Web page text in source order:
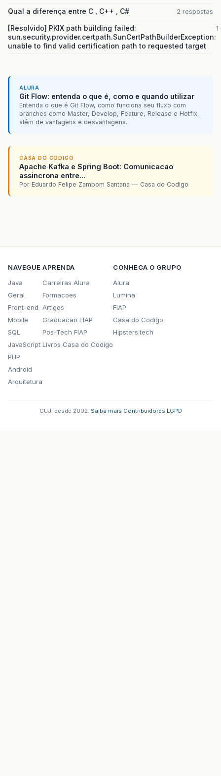
Qual a diferença entre C , C++ , C# 2 respostas
[Resolvido] PKIX path building failed:
sun.security.provider.certpath.SunCertPathBuilderException:
unable to find valid certification path to requested target
ALURA
Git Flow: entenda o que é, como e quando utilizar
Entenda o que é Git Flow, como funciona seu fluxo com
branches como Master, Develop, Feature, Release e Hotfix,
além de vantagens e desvantagens.
CASA DO CODIGO
Apache Kafka e Spring Boot: Comunicacao
assincrona entre...
Por Eduardo Felipe Zambom Santana — Casa do Codigo
NAVEGUE
Java
Geral
Front-end
Mobile
SQL
JavaScript
PHP
Android
Arquitetura
APRENDA
Carreiras Alura
Formacoes
Artigos
Graduacao FIAP
Pos-Tech FIAP
Livros Casa do Codigo
CONHECA O GRUPO
Alura
Lumina
FIAP
Casa do Codigo
Hipsters.tech
GUJ: desde 2002. Saiba mais Contribuidores LGPD